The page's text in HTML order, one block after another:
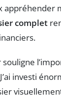
appréhender
complet
J’ai investi